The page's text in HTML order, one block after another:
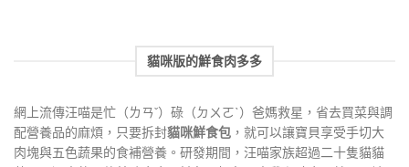
貓咪版的鮮食肉多多
網上流傳汪喵是忙（ㄌㄢˇ）碌（ㄉㄨㄛˋ）爸媽救星，省去買菜與調
配營養品的麻煩，只要拆封貓咪鮮食包 ，就可以讓寶貝享受手切大
肉塊與五色蔬果的食補營養。 研發期間，汪喵家族超過二十隻貓貓